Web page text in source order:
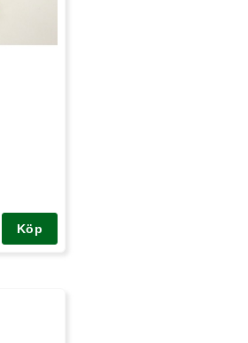
Köp